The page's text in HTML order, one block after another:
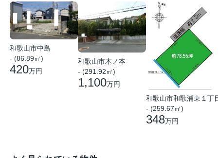
和歌山市中島
- (86.89㎡)
420万円
和歌山市木ノ本
- (291.92㎡)
1,100万円
和歌山市和歌浦東１丁
- (259.67㎡)
348万円